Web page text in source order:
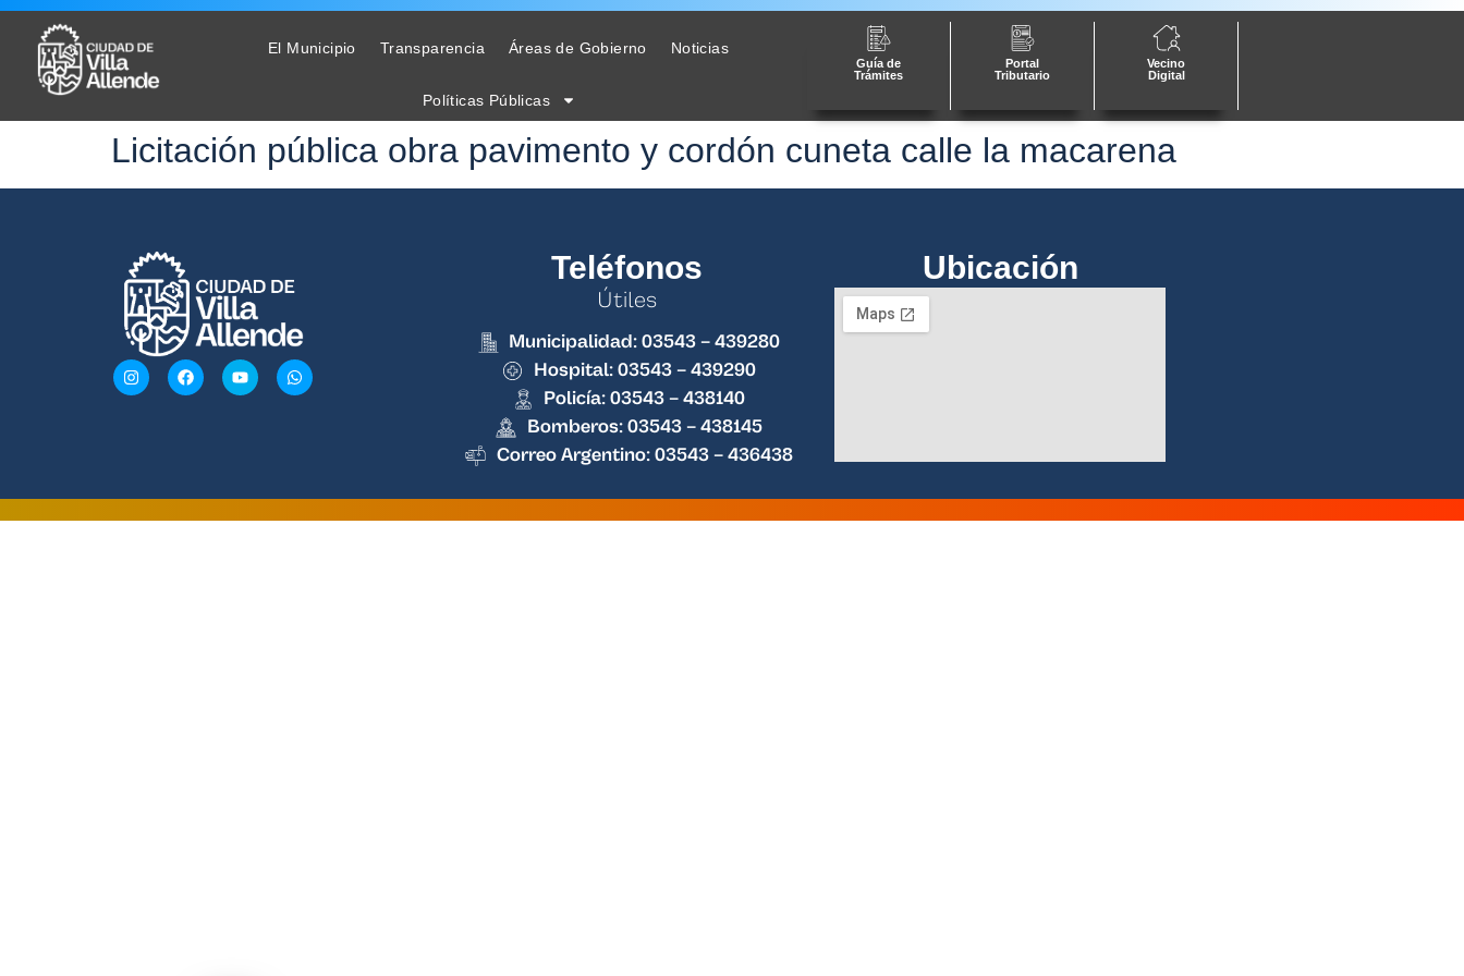
El Municipio Transparencia Áreas de Gobierno Noticias
Políticas Públicas
Guía de
Trámites
Portal
Tributario
Vecino
Digital
Licitación pública obra pavimento y cordón cuneta calle la macarena
Teléfonos
Útiles
Municipalidad: 03543 – 439280
Hospital: 03543 – 439290
Policía: 03543 – 438140
Bomberos: 03543 – 438145
Correo Argentino: 03543 – 436438
Ubicación